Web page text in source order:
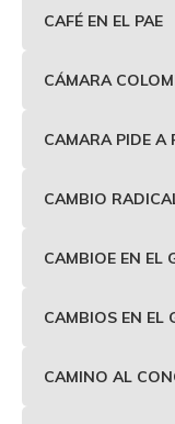
CAFÉ EN EL PAE
CÁMARA
CAMARA PIDE A
CAMBIO
CAMBIOE EN EL
CAMBIOS EN EL
CAMINO AL